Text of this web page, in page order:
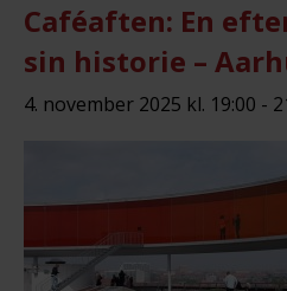
Caféaften: En
sin historie –
4. november 2025 kl. 19:00 -